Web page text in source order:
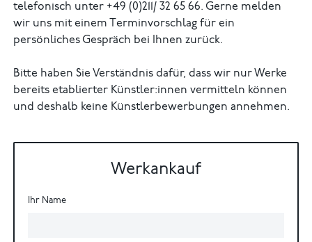
telefonisch unter +49 (0)211/ 32 65 66. Gerne melden
wir uns mit einem Terminvorschlag für ein
persönliches Gespräch bei Ihnen zurück.
Bitte haben Sie Verständnis dafür, dass wir nur Werke
bereits etablierter Künstler:innen vermitteln können
und deshalb keine Künstlerbewerbungen annehmen.
Werkankauf
Ihr Name